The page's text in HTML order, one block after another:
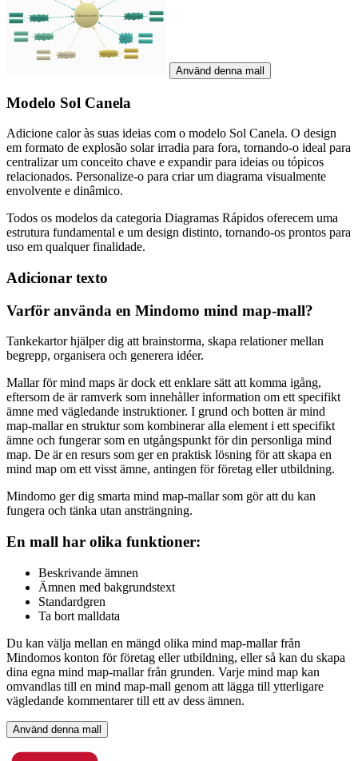
Använd denna mall
Modelo Sol Canela
Adicione calor às suas ideias com o modelo Sol Canela. O design
em formato de explosão solar irradia para fora, tornando-o ideal para
centralizar um conceito chave e expandir para ideias ou tópicos
relacionados. Personalize-o para criar um diagrama visualmente
envolvente e dinâmico.
Todos os modelos da categoria Diagramas Rápidos oferecem uma
estrutura fundamental e um design distinto, tornando-os prontos para
uso em qualquer finalidade.
Adicionar texto
Varför använda en Mindomo mind map-mall?
Tankekartor hjälper dig att brainstorma, skapa relationer mellan
begrepp, organisera och generera idéer.
Mallar för mind maps är dock ett enklare sätt att komma igång,
eftersom de är ramverk som innehåller information om ett specifikt
ämne med vägledande instruktioner. I grund och botten är mind
map-mallar en struktur som kombinerar alla element i ett specifikt
ämne och fungerar som en utgångspunkt för din personliga mind
map. De är en resurs som ger en praktisk lösning för att skapa en
mind map om ett visst ämne, antingen för företag eller utbildning.
Mindomo ger dig smarta mind map-mallar som gör att du kan
fungera och tänka utan ansträngning.
En mall har olika funktioner:
Beskrivande ämnen
Ämnen med bakgrundstext
Standardgren
Ta bort malldata
Du kan välja mellan en mängd olika mind map-mallar från
Mindomos konton för företag eller utbildning, eller så kan du skapa
dina egna mind map-mallar från grunden. Varje mind map kan
omvandlas till en mind map-mall genom att lägga till ytterligare
vägledande kommentarer till ett av dess ämnen.
Använd denna mall